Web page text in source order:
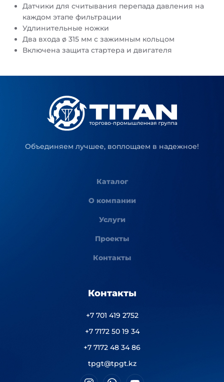
Датчики для считывания перепада давления на
каждом этапе фильтрации
Удлинительные ножки
Два входа ø 315 мм с зажимным кольцом
Включена защита стартера и двигателя
Объединяем лучшее, воплощаем в надежное!
Каталог
О компании
Услуги
Проекты
Контакты
Контакты
+7 701 419 2752
+7 7172 50 19 34
+7 7172 48 34 86
tpgt@tpgt.kz